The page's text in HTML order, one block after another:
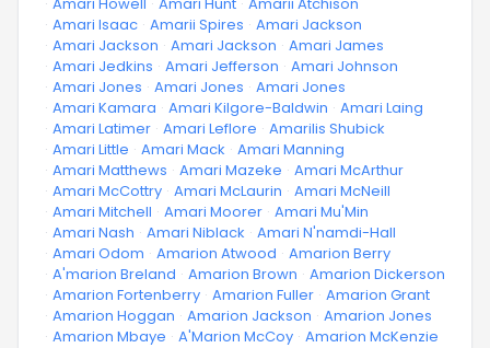
· Amari Isaac · Amarii Spires · Amari Jackson
· Amari Jackson · Amari Jackson · Amari James
· Amari Jedkins · Amari Jefferson · Amari Johnson
· Amari Jones · Amari Jones · Amari Jones
· Amari Kamara · Amari Kilgore-Baldwin · Amari Laing
· Amari Latimer · Amari Leflore · Amarilis Shubick
· Amari Little · Amari Mack · Amari Manning
· Amari Matthews · Amari Mazeke · Amari McArthur
· Amari McCottry · Amari McLaurin · Amari McNeill
· Amari Mitchell · Amari Moorer · Amari Mu'Min
· Amari Nash · Amari Niblack · Amari N'namdi-Hall
· Amari Odom · Amarion Atwood · Amarion Berry
· A'marion Breland · Amarion Brown · Amarion Dickerson
· Amarion Fortenberry · Amarion Fuller · Amarion Grant
· Amarion Hoggan · Amarion Jackson · Amarion Jones
· Amarion Mbaye · A'Marion McCoy · Amarion McKenzie